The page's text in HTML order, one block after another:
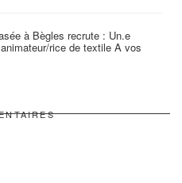
à Bègles recrute : Un.e
rice de textile A vos